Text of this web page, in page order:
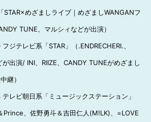
めざましライブ｜めざましWANGANフ
TUNE、マルシィなどが出演）
ジテレビ系「STAR」（.ENDRECHERI.、
出演/ INI、RIIZE、CANDY TUNEがめざまし
継）
レビ朝日系「ミュージックステーション」
Prince、佐野勇斗＆吉田仁人(M!LK)、=LOVE